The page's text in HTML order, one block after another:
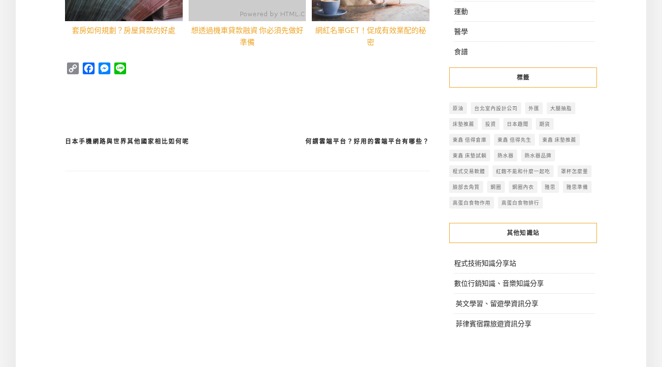
套房如何規劃？房屋貸款的好處
想透過機車貸款融資 你必須先做好
準備
網紅名單GET！促成有效業配的秘
密
Copy
FacebookMessenger
文
何謂雲端平台？好用的雲端平台有哪些？
日本手機網路與世界其他國家相比如何呢
運動
醫學
食譜
標籤
原油 台北室內設計公司 外匯 大腿抽脂
床墊推薦 投資 日本趣聞 期貨
東鑫 倍得倉庫 東鑫 倍得先生 東鑫 床墊推薦
東鑫 床墊試躺 熱水器 熱水器品牌
程式交易軟體 紅麴不能和什麼一起吃 罩杯怎麼量
臉部去角質 鋼圈 鋼圈內衣 雅思 雅思準備
高蛋白食物作用 高蛋白食物排行
其他知識站
程式技術知識分享站
數位行銷知識、音樂知識分享
英文學習、留遊學資訊分享
菲律賓宿霧旅遊資訊分享